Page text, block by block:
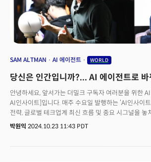
SAM ALTMAN AI 에이전트 WORLD
당신은 인간입니까?... AI 에이전트로
안녕하세요, 앞서가는 더밀크 구독자 여러분을 위한
AI인사이트]입니다. 매주 수요일 발행하는 ‘AI인사이
전략, 글로벌 테크업계 최신 흐름 및 중요 시그널을 놓
확인하세요! “스테이블코인(Stablecoin, 달러 등 기존
박원익 2024.10.23 11:43 PDT